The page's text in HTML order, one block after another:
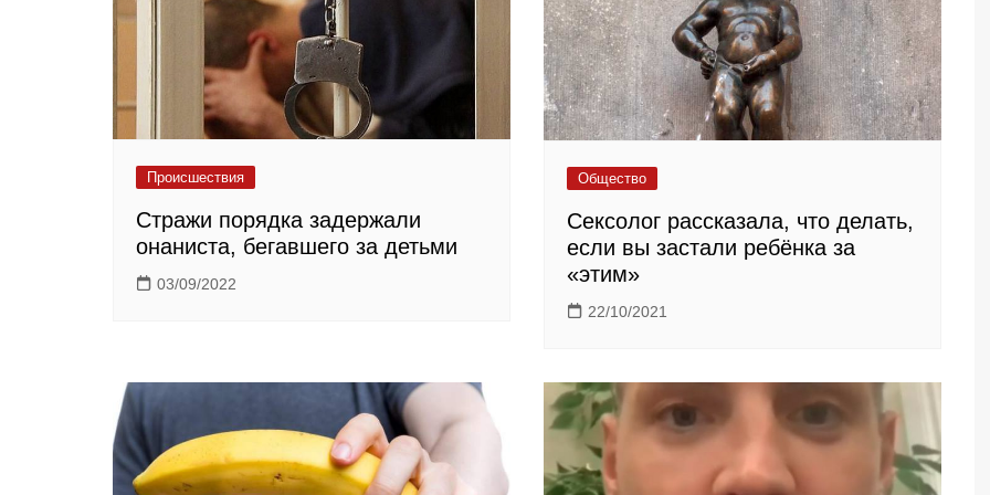
Происшествия
Стражи порядка задержали
онаниста, бегавшего за детьми
03/09/2022
Общество
Cексолог рассказала, что делать,
если вы застали ребёнка за
«этим»
22/10/2021